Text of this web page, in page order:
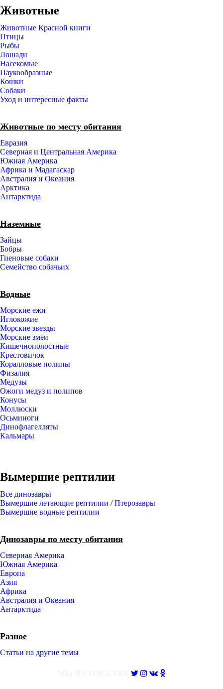
Животные
Животные Красной книги
Птицы
Рыбы
Лошади
Насекомые
Паукообразные
Кошки
Собаки
Уход и интересные факты
Животные по месту обитания
Евразия
Северная и Центральная Америка
Южная Америка
Африка и Мадагаскар
Австралия и Океания
Арктика
Антарктида
Наземные
Зайцы
Бобры
Гиеновые собаки
Семейство собачьих
Водные
Морские ежи
Иглокожие
Морские звезды
Морские змеи
Кишечнополостные
Крестовичок
Коралловые полипы
Физалия
Медузы
Ожоги медуз и полипов
Конусы
Моллюски
Осьминоги
Динофлагелляты
Кальмары
Вымершие рептилии
Все динозавры
Вымершие летающие рептилии / Птерозавры
Вымершие водные рептилии
Динозавры по месту обитания
Северная Америка
Южная Америка
Европа
Азия
Африка
Австралия и Океания
Антарктида
Разное
Статьи на другие темы